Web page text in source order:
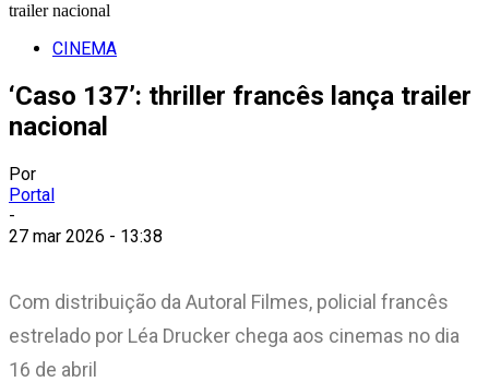
trailer nacional
CINEMA
‘Caso 137’: thriller francês lança trailer
nacional
Por
Portal
-
27 mar 2026 - 13:38
Com distribuição da Autoral Filmes, policial francês
estrelado por Léa Drucker chega aos cinemas no dia
16 de abril​